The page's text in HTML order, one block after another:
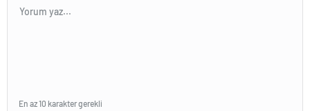
En az 10 karakter gerekli